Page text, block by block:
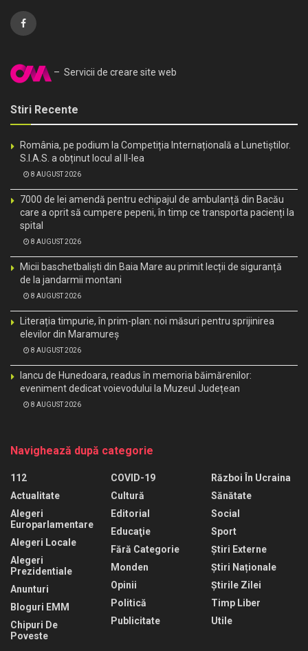
– Servicii de creare site web
Stiri Recente
România, pe podium la Competiția Internațională a Lunetiștilor.
S.I.A.S. a obținut locul al II-lea
8 AUGUST 2026
7000 de lei amendă pentru echipajul de ambulanță din Bacău
care a oprit să cumpere pepeni, în timp ce transporta pacienți la
spital
8 AUGUST 2026
Micii baschetbaliști din Baia Mare au primit lecții de siguranță
de la jandarmii montani
8 AUGUST 2026
Literația timpurie, în prim-plan: noi măsuri pentru sprijinirea
elevilor din Maramureș
8 AUGUST 2026
Iancu de Hunedoara, readus în memoria băimărenilor:
eveniment dedicat voievodului la Muzeul Județean
8 AUGUST 2026
Navighează după categorie
112
Actualitate
Alegeri
Europarlamentare
Alegeri Locale
Alegeri
Prezidentiale
Anunturi
Bloguri EMM
Chipuri De
Poveste
COVID-19
Cultură
Editorial
Educaţie
Fără Categorie
Monden
Opinii
Politică
Publicitate
Război În Ucraina
Sănătate
Social
Sport
Știri Externe
Știri Naționale
Știrile Zilei
Timp Liber
Utile